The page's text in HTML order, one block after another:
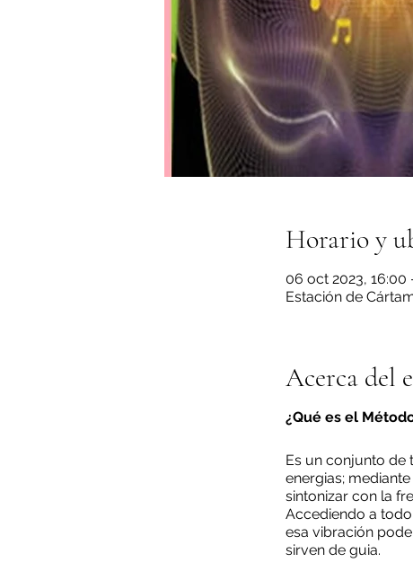
Horario y
06 oct 2023, 16:00
Estación de
Acerca del
¿Qué es el
Es un conjunto de
energias;
sintonizar con la
Accediendo a
esa vibración
sirven de guia.